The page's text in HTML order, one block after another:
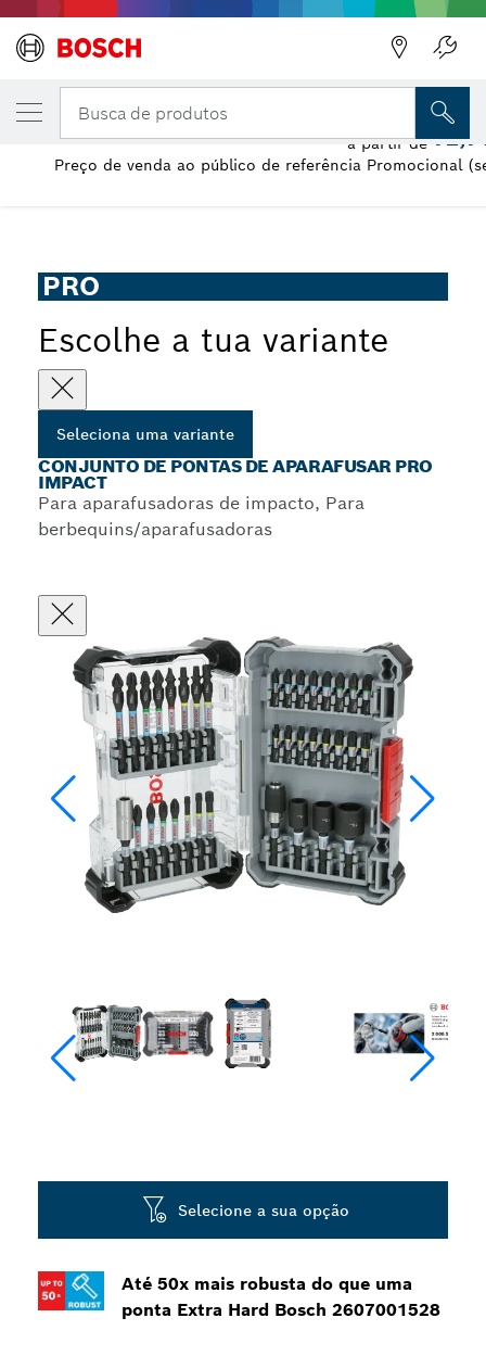
Busca de produtos
Conjunto de brocas PRO Impact Screwdriver, 36 unid.
PRO
Escolhe a tua variante
Seleciona uma variante
CONJUNTO DE PONTAS DE APARAFUSAR PRO
IMPACT
Para aparafusadoras de impacto, Para
berbequins/aparafusadoras
Até 50x mais robusta do que uma
ponta Extra Hard Bosch 2607001528
Selecione a sua opção
A VARIANTE QUE SELECIONASTE
Conjunto de pontas de aparafusar PRO
a partir de
Preço de venda ao público de referência Promocional